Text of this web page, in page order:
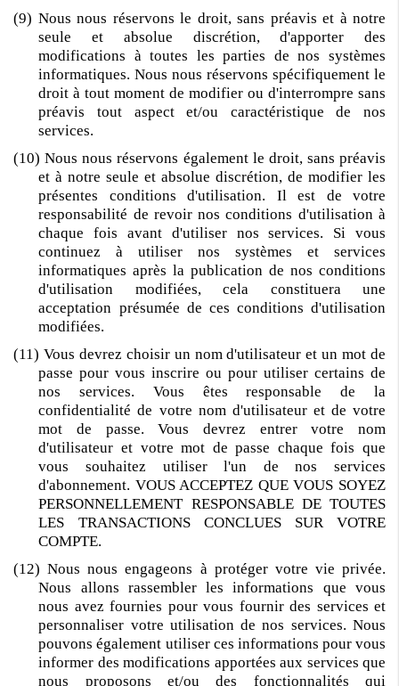
(9) Nous nous réservons le droit, sans préavis et à notre
seule et absolue discrétion, d'apporter des
modifications à toutes les parties de nos systèmes
informatiques. Nous nous réservons spécifiquement le
droit à tout moment de modifier ou d'interrompre sans
préavis tout aspect et/ou caractéristique de nos
services.
(10) Nous nous réservons également le droit, sans préavis
et à notre seule et absolue discrétion, de modifier les
présentes conditions d'utilisation. Il est de votre
responsabilité de revoir nos conditions d'utilisation à
chaque fois avant d'utiliser nos services. Si vous
continuez à utiliser nos systèmes et services
informatiques après la publication de nos conditions
d'utilisation modifiées, cela constituera une
acceptation présumée de ces conditions d'utilisation
modifiées.
(11) Vous devrez choisir un nom d'utilisateur et un mot de
passe pour vous inscrire ou pour utiliser certains de
nos services. Vous êtes responsable de la
confidentialité de votre nom d'utilisateur et de votre
mot de passe. Vous devrez entrer votre nom
d'utilisateur et votre mot de passe chaque fois que
vous souhaitez utiliser l'un de nos services
d'abonnement. VOUS ACCEPTEZ QUE VOUS SOYEZ
PERSONNELLEMENT RESPONSABLE DE TOUTES
LES TRANSACTIONS CONCLUES SUR VOTRE
COMPTE.
(12) Nous nous engageons à protéger votre vie privée.
Nous allons rassembler les informations que vous
nous avez fournies pour vous fournir des services et
personnaliser votre utilisation de nos services. Nous
pouvons également utiliser ces informations pour vous
informer des modifications apportées aux services que
nous proposons et/ou des fonctionnalités qui